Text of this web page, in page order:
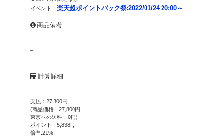
イベント： 楽天超ポイントバック祭:2022/01/24 20:00～
商品備考
–
計算詳細
支払： 27,800円
(商品価格： 27,800円,
東京への送料： 0円)
ポイント： 5,838P,
倍率:21%